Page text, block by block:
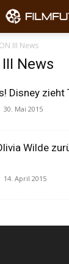
III News
News
Disney zieht
30. Mai 2015
Wilde
14. April 2015